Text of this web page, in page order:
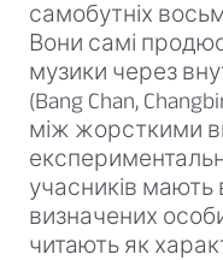
самобутніх
Вони самі
музики через
(Bang Chan,
між жорсткими
учасників мають
визначених
читають як